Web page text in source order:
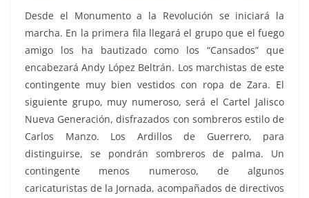
Desde el Monumento a la Revolución se iniciará la
marcha. En la primera fila llegará el grupo que el fuego
amigo los ha bautizado como los “Cansados” que
encabezará Andy López Beltrán. Los marchistas de este
contingente muy bien vestidos con ropa de Zara. El
siguiente grupo, muy numeroso, será el Cartel Jalisco
Nueva Generación, disfrazados con sombreros estilo de
Carlos Manzo. Los Ardillos de Guerrero, para
distinguirse, se pondrán sombreros de palma. Un
contingente menos numeroso, de algunos
caricaturistas de la Jornada, acompañados de directivos